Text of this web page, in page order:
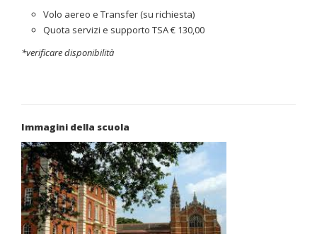
Volo aereo e Transfer (su richiesta)
Quota servizi e supporto TSA € 130,00
*verificare disponibilità
Immagini della scuola